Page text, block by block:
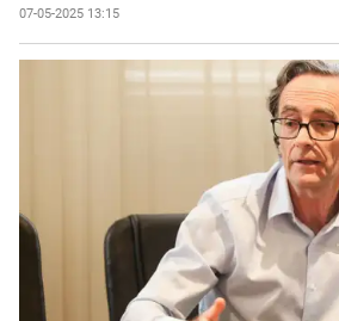
07-05-2025 13:15